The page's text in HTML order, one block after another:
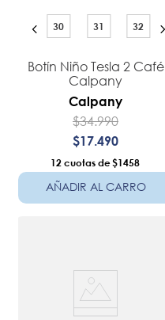
30 31 32
Botín Niño Tesla 2 Café
Calpany
Calpany
$34.990
$17.490
12 $1458
AÑADIR AL CARRO